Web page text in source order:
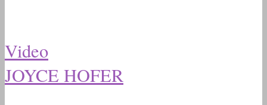
Video
JOYCE HOFER